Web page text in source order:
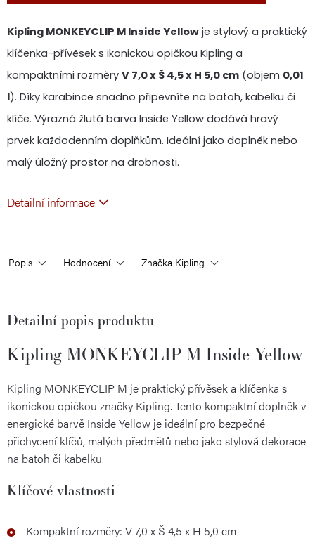
Kipling MONKEYCLIP M Inside Yellow je stylový a praktický
klíčenka-přívěsek s ikonickou opičkou Kipling a
kompaktními rozměry V 7,0 x Š 4,5 x H 5,0 cm (objem 0,01
l). Díky karabince snadno připevníte na batoh, kabelku či
klíče. Výrazná žlutá barva Inside Yellow dodává hravý
prvek každodenním doplňkům. Ideální jako doplněk nebo
malý úložný prostor na drobnosti.
Detailní informace
Popis Hodnocení Značka Kipling
Detailní popis produktu
Kipling MONKEYCLIP M Inside Yellow
Kipling MONKEYCLIP M je praktický přívěsek a klíčenka s
ikonickou opičkou značky Kipling. Tento kompaktní doplněk v
energické barvě Inside Yellow je ideální pro bezpečné
přichycení klíčů, malých předmětů nebo jako stylová dekorace
na batoh či kabelku.
Klíčové vlastnosti
Kompaktní rozměry: V 7,0 x Š 4,5 x H 5,0 cm